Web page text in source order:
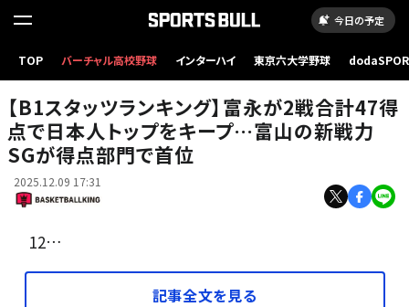
今日の予定
TOP バーチャル高校野球 インターハイ 東京六大学野球
（左から）ジャクソン、ケル、游、富永、ヘンリー［写真］＝B.LEAGUE
【B1スタッツランキング】富永が2戦合計47得
点で日本人トップをキープ…富山の新戦力
SGが得点部門で首位
2025.12.09 17:31
12…
記事全文を見る